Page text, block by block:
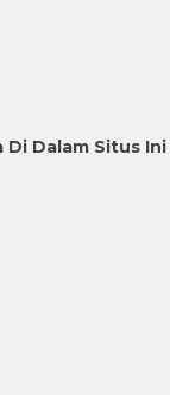
Di Dalam Situs Ini